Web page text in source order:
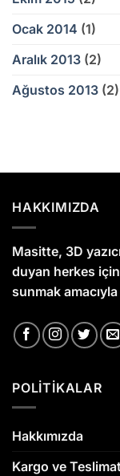
Ocak 2014 (1)
Aralık 2013 (2)
Ağustos 2013 (2)
HAKKIMIZDA
Masitte, 3D
duyan herkes
sunmak
POLİTİKALAR
Hakkımızda
Kargo ve